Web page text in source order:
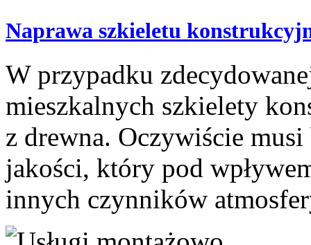
Naprawa szkieletu
W przypadku
mieszkalnych szkielety
z drewna. Oczywiście
jakości, który pod
innych czynników